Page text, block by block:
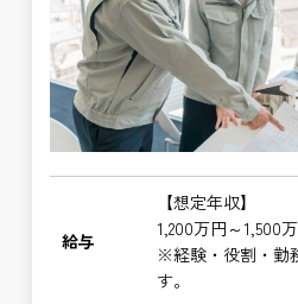
給与
【想定年収】
1,200万円～1,500
※経験・役割・勤
す。